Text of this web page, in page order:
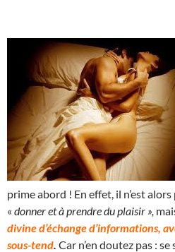
prime abord ! En effet, il n’est
« donner et à prendre du plaisir »,
divine d’échange d’informations,
sous-tend Car n’en doutez pas :